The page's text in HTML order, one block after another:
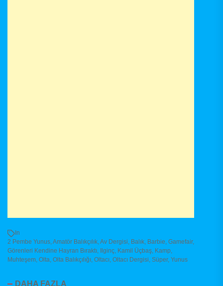
In
2 Pembe Yunus,Amatör Balıkçılık,Av Dergisi, Balık, Barbie, Gamefair,
Görenleri Kendine Hayran Bıraktı, Ilginç, Kamil Üçbaş, Kamp,
Muhteşem, Olta, Olta Balıkçılığı, Oltacı, Oltacı Dergisi, Süper, Yunus
DAHA FAZLA